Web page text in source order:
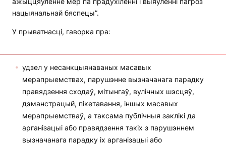
нацыянальнай бяспецы”.
У прыватнасці, гаворка пра:
удзел у несанкцыянаваных масавых
мерапрыемствах, парушэнне вызначанага парадку
правядзення сходаў, мітынгаў, вулічных шэсцяў,
дэманстрацый, пікетавання, іншых масавых
мерапрыемстваў, а таксама публічныя заклікі да
арганізацыі або правядзення такіх з парушэннем
вызначанага парадку іх арганізацыі або